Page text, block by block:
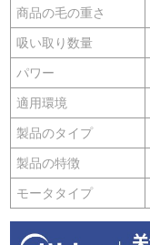
商品の毛の重さ
吸い取り数量
パワー
適用環境
製品のタイプ
製品の特徴
モータタイプ